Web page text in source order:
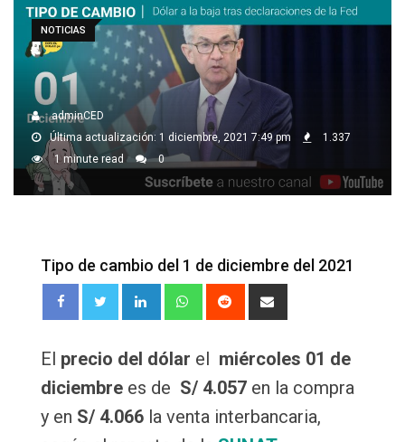
NOTICIAS
adminCED
Última actualización: 1 diciembre, 2021 7:49 pm
1.337
1 minute read
0
Tipo de cambio del 1 de diciembre del 2021
LinkedInWhatsapp
Reddit
via
El precio del dólar el miércoles 01 de
diciembre es de S/ 4.057 en la compra
y en S/ 4.066 la venta interbancaria,